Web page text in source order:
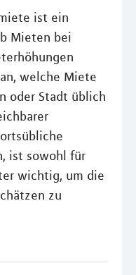
ist ein
Mieten bei
welche Miete
oder Stadt üblich
ist sowohl für
wichtig, um die
zu